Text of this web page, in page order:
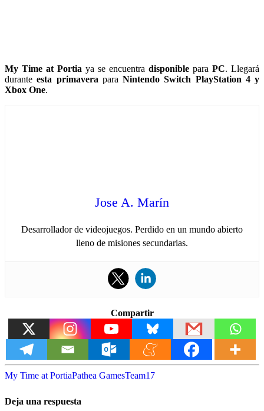
My Time at Portia ya se encuentra disponible para PC. Llegará
duranteesta primavera para Nintendo Switch PlayStation 4 y
Xbox One.
Jose A. Marín
Desarrollador de videojuegos. Perdido en un mundo abierto
lleno de misiones secundarias.
Compartir
My Time at PortiaPathea GamesTeam17
Deja una respuesta